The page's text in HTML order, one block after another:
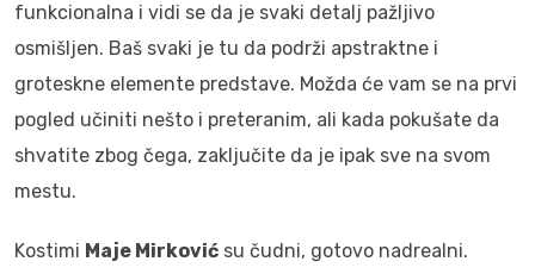
funkcionalna i vidi se da je svaki detalj pažljivo
osmišljen. Baš svaki je tu da podrži apstraktne i
groteskne elemente predstave. Možda će vam se na prvi
pogled učiniti nešto i preteranim, ali kada pokušate da
shvatite zbog čega, zaključite da je ipak sve na svom
mestu.
Kostimi Maje Mirković su čudni, gotovo nadrealni.